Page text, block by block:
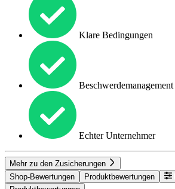
Klare Bedingungen
Beschwerdemanagement
Echter Unternehmer
Mehr zu den Zusicherungen
Shop-Bewertungen
Produktbewertungen